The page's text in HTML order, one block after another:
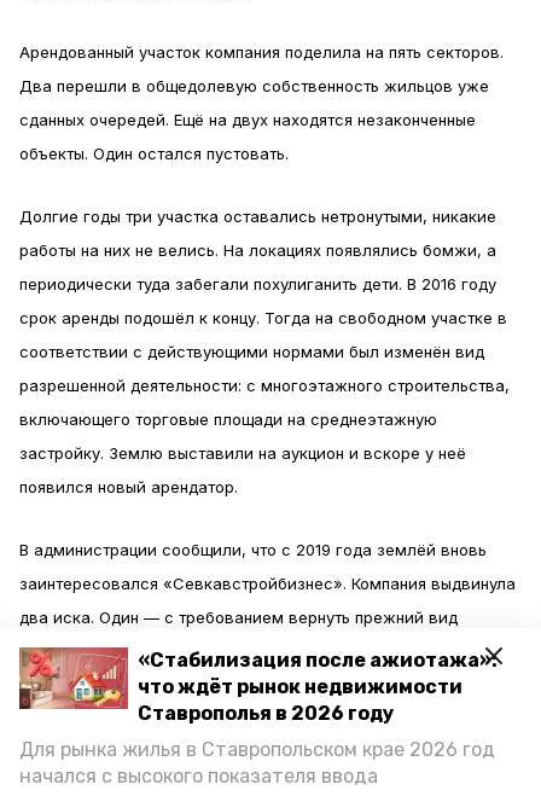
«Стабилизация после ажиотажа»:
что ждёт рынок недвижимости
Ставрополья в 2026 году
Для рынка жилья в Ставропольском крае 2026 год
начался с высокого показателя ввода
Арендованный участок компания поделила на пять секторов.
Два перешли в общедолевую собственность жильцов уже
сданных очередей. Ещё на двух находятся незаконченные
объекты. Один остался пустовать.
Долгие годы три участка оставались нетронутыми, никакие
работы на них не велись. На локациях появлялись бомжи, а
периодически туда забегали похулиганить дети. В 2016 году
срок аренды подошёл к концу. Тогда на свободном участке в
соответствии с действующими нормами был изменён вид
разрешенной деятельности: с многоэтажного строительства,
включающего торговые площади на среднеэтажную
застройку. Землю выставили на аукцион и вскоре у неё
появился новый арендатор.
В администрации сообщили, что с 2019 года землёй вновь
заинтересовался «Севкавстройбизнес». Компания выдвинула
два иска. Один — с требованием вернуть прежний вид
разрешенной деятельности, а второй — с требованием вновь
объединить три участка в один.
В материалах дела арбитражного суда сказано, что заявитель
хочет достроить многоквартирный дом с офисами. Это